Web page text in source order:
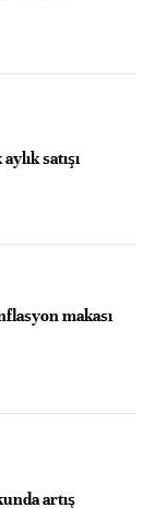
satışı
makası
artış